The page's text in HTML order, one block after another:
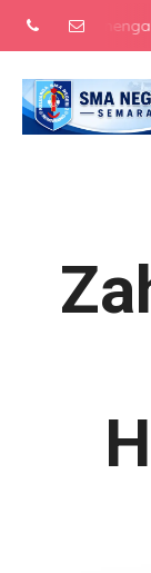
menengah